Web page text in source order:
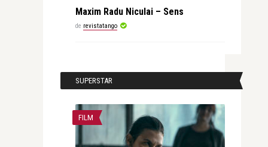
Maxim Radu Niculai – Sens
de revistatango
SUPERSTAR
FILM